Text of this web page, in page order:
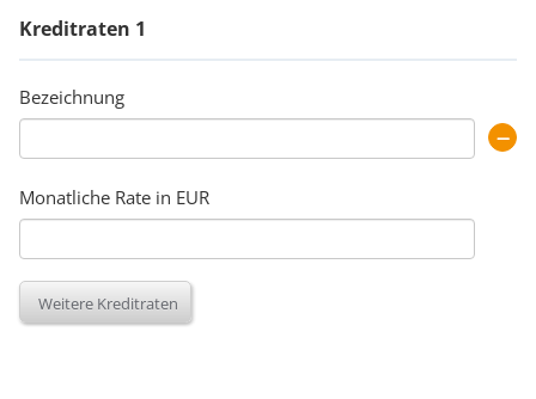
Kreditraten 1
Bezeichnung
Monatliche Rate in EUR
Weitere Kreditraten